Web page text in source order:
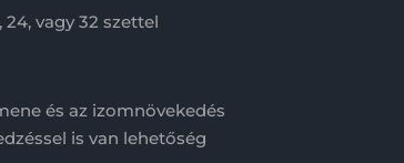
vagy 32 szettel
és az izomnövekedés
is van lehetőség